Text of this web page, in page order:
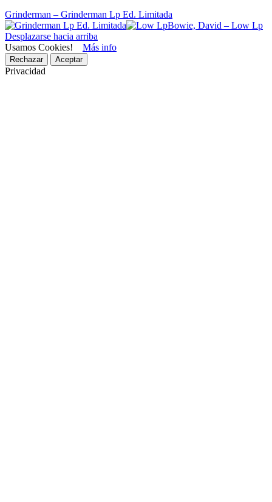
Grinderman – Grinderman Lp Ed. Limitada
Bowie, David – Low Lp
Desplazarse hacia arriba
Usamos Cookies! Más info
Rechazar Aceptar
Privacidad